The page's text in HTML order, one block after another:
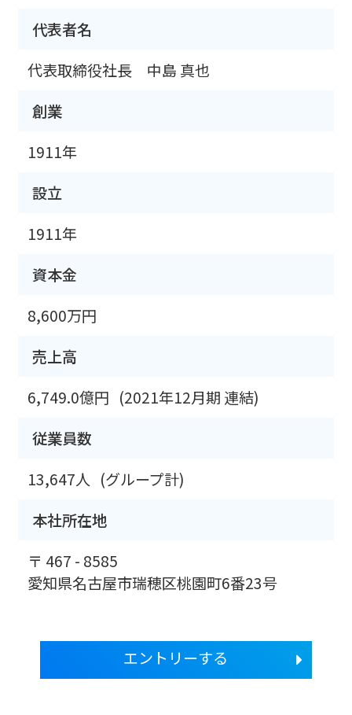
代表者名
代表取締役社長 中島 真也
創業
1911年
設立
1911年
資本金
8,600万円
売上高
6,749.0億円 (2021年12月期 連結)
従業員数
13,647人 (グループ計)
本社所在地
〒 467 - 8585
愛知県名古屋市瑞穂区桃園町6番23号
エントリーする